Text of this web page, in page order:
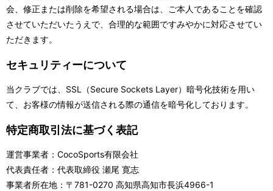
会、修正または削除を希望される場合は、ご本人であることを確認
させていただいたうえで、合理的な範囲ですみやかに対応させてい
ただきます。
セキュリティーについて
当クラブでは、SSL（Secure Sockets Layer）暗号化技術を用い
て、お客様の情報が送信される際の通信を暗号化しております。
特定商取引法に基づく表記
運営事業者：CocoSports有限会社
代表責任者：代表取締役 瀬尾 寛志
事業者所在地：〒781-0270 高知県高知市長浜4966-1